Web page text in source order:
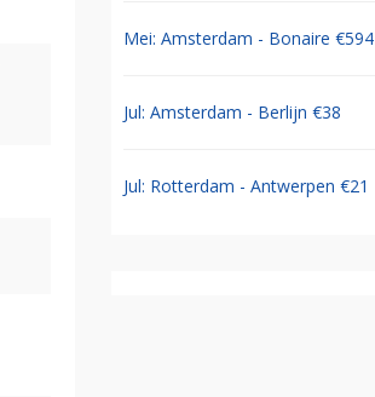
Mei: Amsterdam - Bonaire €594
Jul: Amsterdam - Berlijn €38
Jul: Rotterdam - Antwerpen €21